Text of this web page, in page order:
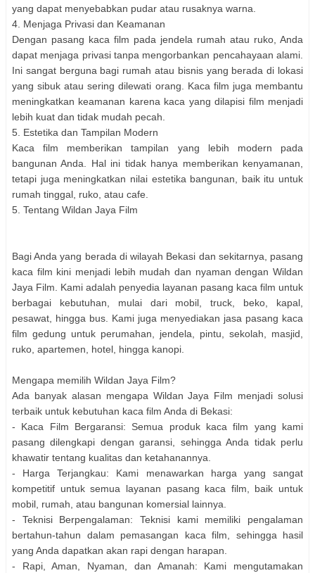
yang dapat menyebabkan pudar atau rusaknya warna.
4. Menjaga Privasi dan Keamanan
Dengan pasang kaca film pada jendela rumah atau ruko, Anda
dapat menjaga privasi tanpa mengorbankan pencahayaan alami.
Ini sangat berguna bagi rumah atau bisnis yang berada di lokasi
yang sibuk atau sering dilewati orang. Kaca film juga membantu
meningkatkan keamanan karena kaca yang dilapisi film menjadi
lebih kuat dan tidak mudah pecah.
5. Estetika dan Tampilan Modern
Kaca film memberikan tampilan yang lebih modern pada
bangunan Anda. Hal ini tidak hanya memberikan kenyamanan,
tetapi juga meningkatkan nilai estetika bangunan, baik itu untuk
rumah tinggal, ruko, atau cafe.
5. Tentang Wildan Jaya Film
Bagi Anda yang berada di wilayah Bekasi dan sekitarnya, pasang
kaca film kini menjadi lebih mudah dan nyaman dengan Wildan
Jaya Film. Kami adalah penyedia layanan pasang kaca film untuk
berbagai kebutuhan, mulai dari mobil, truck, beko, kapal,
pesawat, hingga bus. Kami juga menyediakan jasa pasang kaca
film gedung untuk perumahan, jendela, pintu, sekolah, masjid,
ruko, apartemen, hotel, hingga kanopi.
Mengapa memilih Wildan Jaya Film?
Ada banyak alasan mengapa Wildan Jaya Film menjadi solusi
terbaik untuk kebutuhan kaca film Anda di Bekasi:
- Kaca Film Bergaransi: Semua produk kaca film yang kami
pasang dilengkapi dengan garansi, sehingga Anda tidak perlu
khawatir tentang kualitas dan ketahanannya.
- Harga Terjangkau: Kami menawarkan harga yang sangat
kompetitif untuk semua layanan pasang kaca film, baik untuk
mobil, rumah, atau bangunan komersial lainnya.
- Teknisi Berpengalaman: Teknisi kami memiliki pengalaman
bertahun-tahun dalam pemasangan kaca film, sehingga hasil
yang Anda dapatkan akan rapi dengan harapan.
- Rapi, Aman, Nyaman, dan Amanah: Kami mengutamakan